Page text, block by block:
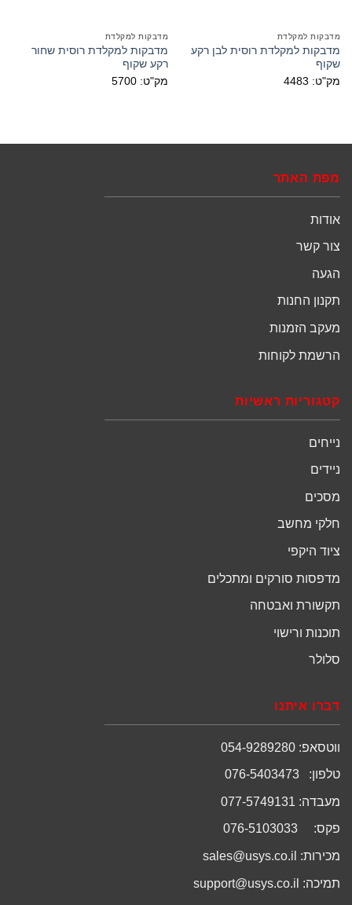
מדבקות למקלדת
מדבקות למקלדת רוסית לבן רקע
שקוף
מק"ט: 4483
מדבקות למקלדת
מדבקות למקלדת רוסית שחור
רקע שקוף
מק"ט: 5700
מפת האתר
אודות
צור קשר
הגעה
תקנון החנות
מעקב הזמנות
הרשמת לקוחות
קטגוריות ראשיות
נייחים
ניידים
מסכים
חלקי מחשב
ציוד היקפי
מדפסות סורקים ומתכלים
תקשורת ואבטחה
תוכנות ורישוי
סלולר
דברו איתנו
ווטסאפ: 054-9289280
טלפון: 076-5403473
מעבדה: 077-5749131
פקס: 076-5103033
מכירות: sales@usys.co.il
תמיכה: support@usys.co.il